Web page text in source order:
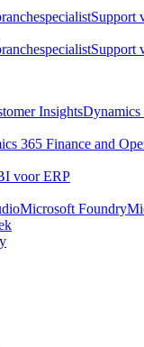
Support
Support
InsightsDynamics
365 Finance and
voor ERP
Microsoft Foundry